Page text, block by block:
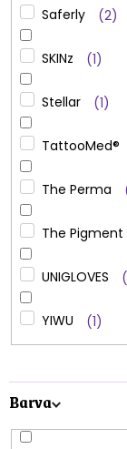
Saferly 2
SKINz 1
Stellar 1
TattooMed®
The Perma
The Pigment
UNIGLOVES
YIWU 1
Barva